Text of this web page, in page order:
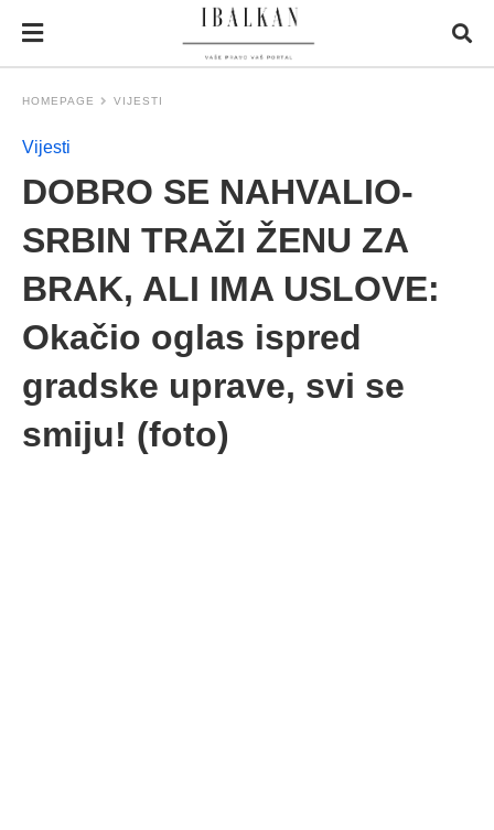
HOMEPAGE VIJESTI
Vijesti
DOBRO SE NAHVALIO-
SRBIN TRAŽI ŽENU ZA
BRAK, ALI IMA USLOVE:
Okačio oglas ispred
gradske uprave, svi se
smiju! (foto)